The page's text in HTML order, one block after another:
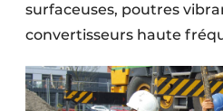
surfaceuses, poutres
convertisseurs haute